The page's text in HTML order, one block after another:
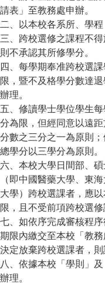
請表」至教務處申辦。
二、以本校各系所、學
三、跨校選修之課程不
則不承認其所修學分。
四、每學期奉准跨校選
限，暨不及格學分數達
辦理。
五、修讀學士學位學生
分為限，但經同意以遠
分數之三分之一為原則
總學分以三學分為原則。
六、本校大學日間部、
（即中國醫藥大學、東
大學）跨校選課者，應
限，且不受前項跨校選修
七、如依序完成審核程
期限內繳交至本校「教
決定放棄跨校選課者，
八、依據本校「學則」
辦理。